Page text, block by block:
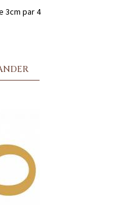
3cm par 4